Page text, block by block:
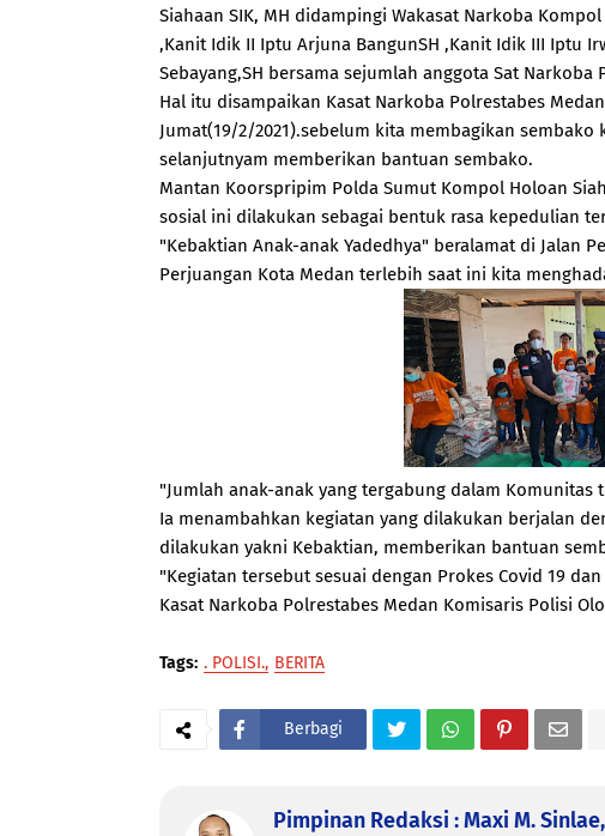
Siahaan SIK, MH didampingi Wakasat Narkoba
,Kanit Idik II Iptu Arjuna BangunSH ,Kanit Idik III Iptu
Sebayang,SH bersama sejumlah anggota Sat Narkoba
Hal itu disampaikan Kasat Narkoba Polrestabes
Jumat(19/2/2021).sebelum kita membagikan
selanjutnyam memberikan bantuan sembako.
Mantan Koorspripim Polda Sumut Kompol Holoan
sosial ini dilakukan sebagai bentuk rasa kepedulian
"Kebaktian Anak-anak Yadedhya" beralamat di Jalan
Perjuangan Kota Medan terlebih saat ini kita
"Jumlah anak-anak yang tergabung dalam Komunitas
Ia menambahkan kegiatan yang dilakukan berjalan
dilakukan yakni Kebaktian, memberikan bantuan
"Kegiatan tersebut sesuai dengan Prokes Covid 19
Kasat Narkoba Polrestabes Medan Komisaris Polisi
Tags: . POLISI. BERITA
Berbagi
Pimpinan Redaksi : Maxi M. Sinlae,